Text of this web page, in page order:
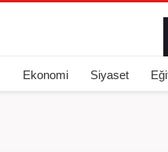
Ekonomi Siyaset